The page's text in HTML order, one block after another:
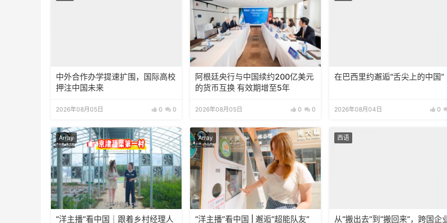
中外合作办学提速扩围，国际高校
押注中国未来
2026年08月05日 0 0
阿根廷央行与中国续约200亿美元
的货币互换 有效期增至5年
2026年08月05日 0 0
在巴西里约邂逅“舌尖上的中国”
2026年08月04日 0
Array
“洋主播”看中国｜跟着乡村经理人
Array
“洋主播”看中国 | 邂逅“超能队友”
西语
从“搬出去”到“搬回来”，跨国企